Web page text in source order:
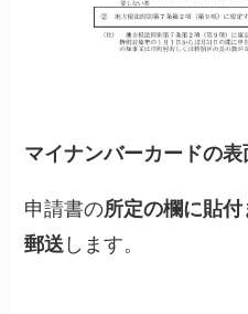
マイナンバーカードの
申請書の所定の欄に貼
郵送 します。